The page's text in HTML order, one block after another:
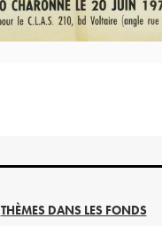
THÈMES DANS LES FONDS